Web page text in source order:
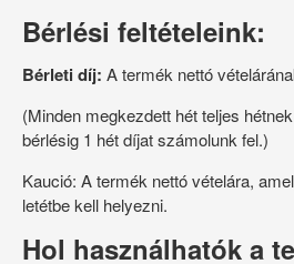
Bérlési feltételeink:
Bérleti díj: A termék nettó
(Minden megkezdett hét teljes
bérlésig 1 hét díjat számolunk fel.)
Kaució: A termék nettó vételára,
letétbe kell helyezni.
Hol használhatók a